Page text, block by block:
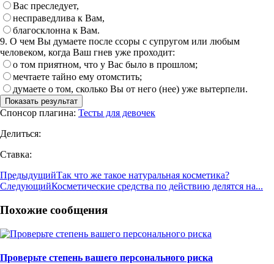
Вас преследует,
несправедлива к Вам,
благосклонна к Вам.
9. О чем Вы думаете после ссоры с супругом или любым
человеком, когда Ваш гнев уже проходит:
о том приятном, что у Вас было в прошлом;
мечтаете тайно ему отомстить;
думаете о том, сколько Вы от него (нее) уже вытерпели.
Спонсор плагина: Тесты для девочек
Делиться:
Ставка:
ПредыдущийТак что же такое натуральная косметика?
СледующийКосметические средства по действию делятся на...
Похожие сообщения
Проверьте степень вашего персонального риска